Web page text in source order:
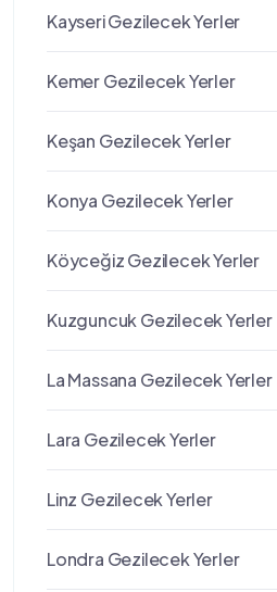
Kayseri Gezilecek Yerler
Kemer Gezilecek Yerler
Keşan Gezilecek Yerler
Konya Gezilecek Yerler
Köyceğiz Gezilecek Yerler
Kuzguncuk Gezilecek Yerler
La Massana Gezilecek Yerler
Lara Gezilecek Yerler
Linz Gezilecek Yerler
Londra Gezilecek Yerler